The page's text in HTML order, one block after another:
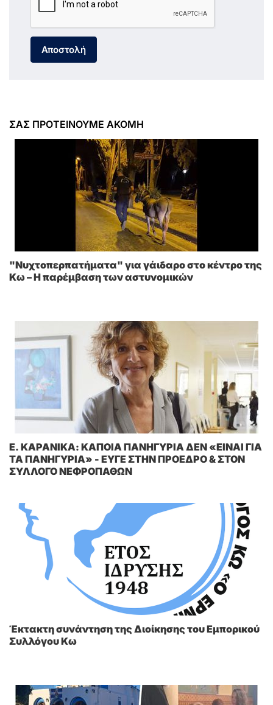
Αποστολή
ΣΑΣ ΠΡΟΤΕΙΝΟΥΜΕ ΑΚΟΜΗ
"Νυχτοπερπατήματα" για γάιδαρο στο κέντρο της
Κω – Η παρέμβαση των αστυνομικών
E. KAΡΑΝΙΚΑ: ΚΑΠΟΙΑ ΠΑΝΗΓΥΡΙΑ ΔΕΝ «ΕΙΝΑΙ ΓΙΑ
ΤΑ ΠΑΝΗΓΥΡΙΑ» - ΕΥΓΕ ΣΤΗΝ ΠΡΟΕΔΡΟ & ΣΤΟΝ
ΣΥΛΛΟΓΟ ΝΕΦΡΟΠΑΘΩΝ
Έκτακτη συνάντηση της Διοίκησης του Εμπορικού
Συλλόγου Κω